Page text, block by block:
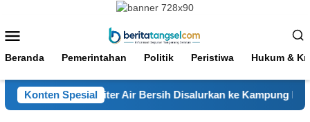
konten
Mobile
Beranda Pemerintahan Politik Peristiwa Hukum &
Konten Spesial
5.000 Liter Air Bersih Disalurkan ke Kampung Koceak